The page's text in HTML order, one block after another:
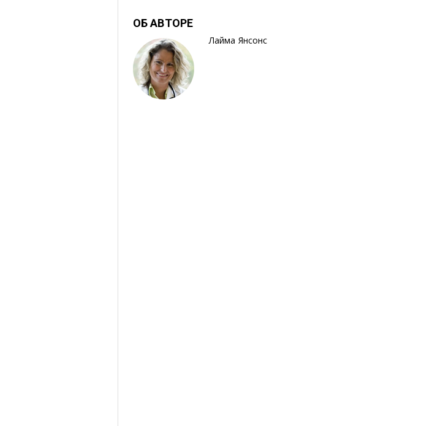
ОБ АВТОРЕ
Лайма Янсонс